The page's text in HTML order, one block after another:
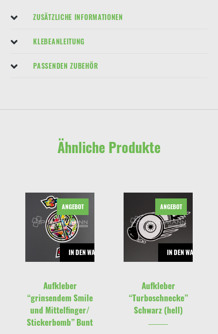
ZUSÄTZLICHE INFORMATIONEN
KLEBEANLEITUNG
PASSENDEN ZUBEHÖR
Ähnliche Produkte
IN DEN WARENKORB
ANGEBOT
Aufkleber
“grinsendem Smile
und Mittelfinger/
Stickerbomb” Bunt
IN DEN
ANGEBOT
Aufkleber
“Turboschnecke”
Schwarz (hell)